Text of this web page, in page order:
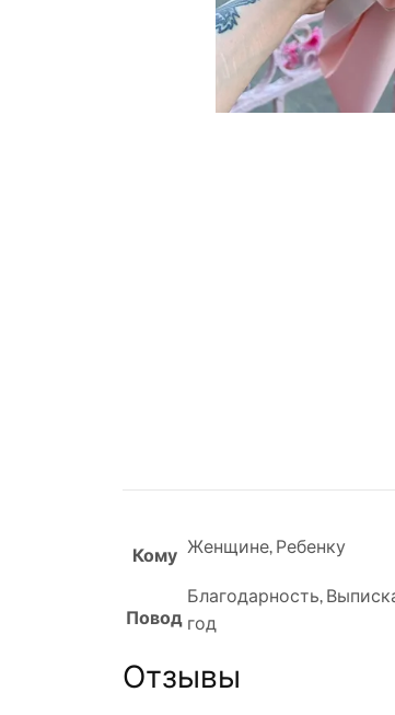
Кому Женщине,Ребенку
Повод
Благодарность,
год
Отзывы